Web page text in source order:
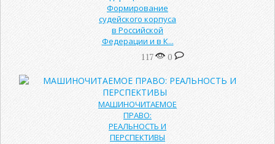
Формирование
судейского корпуса
в Российской
Федерации и в К...
117 0
МАШИНОЧИТАЕМОЕ
ПРАВО:
РЕАЛЬНОСТЬ И
ПЕРСПЕКТИВЫ